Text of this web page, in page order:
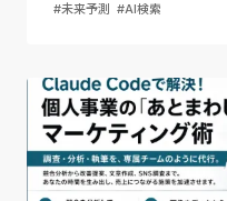
#未来予測 #AI検索